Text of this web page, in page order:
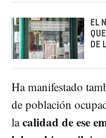
EL
DE
Ha manifestado
de población
lacalidad de ese